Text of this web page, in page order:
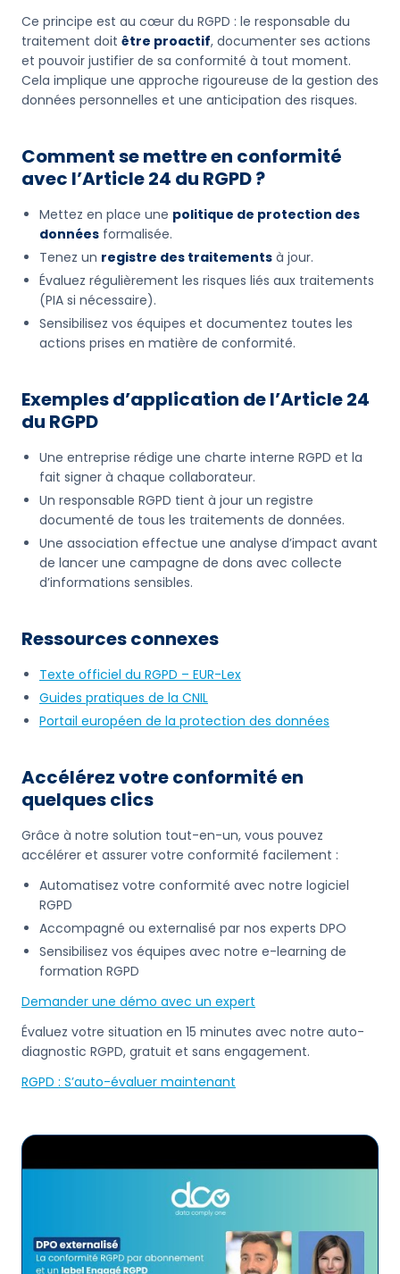
Ce principe est au cœur du RGPD : le responsable du
traitement doit être proactif, documenter ses actions
et pouvoir justifier de sa conformité à tout moment.
Cela implique une approche rigoureuse de la gestion des
données personnelles et une anticipation des risques.
Comment se mettre en conformité
avec l’Article 24 du RGPD ?
Mettez en place une politique de protection des
données formalisée.
Tenez un registre des traitements à jour.
Évaluez régulièrement les risques liés aux traitements
(PIA si nécessaire).
Sensibilisez vos équipes et documentez toutes les
actions prises en matière de conformité.
Exemples d’application de l’Article 24
du RGPD
Une entreprise rédige une charte interne RGPD et la
fait signer à chaque collaborateur.
Un responsable RGPD tient à jour un registre
documenté de tous les traitements de données.
Une association effectue une analyse d’impact avant
de lancer une campagne de dons avec collecte
d’informations sensibles.
Ressources connexes
Texte officiel du RGPD – EUR-Lex
Guides pratiques de la CNIL
Portail européen de la protection des données
Accélérez votre conformité en
quelques clics
Grâce à notre solution tout-en-un, vous pouvez
accélérer et assurer votre conformité facilement :
Automatisez votre conformité avec notre logiciel
RGPD
Accompagné ou externalisé par nos experts DPO
Sensibilisez vos équipes avec notre e-learning de
formation RGPD
Demander une démo avec un expert
Évaluez votre situation en 15 minutes avec notre auto-
diagnostic RGPD, gratuit et sans engagement.
RGPD : S’auto-évaluer maintenant